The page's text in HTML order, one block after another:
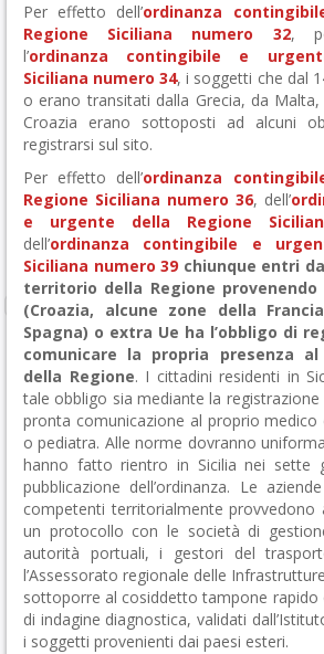
Per effetto dell’ordinanza
Regione Siciliana numero 32,
l’ordinanza contingibile e
Siciliana numero 34, i soggetti che dal
o erano transitati dalla Grecia, da Malta,
Croazia erano sottoposti ad alcuni
registrarsi sul sito.
Per effetto dell’ordinanza
Regione Siciliana numero 36, dell’
e urgente della Regione
dell’ordinanza contingibile e
Siciliana numero 39 chiunque entri
territorio della Regione
(Croazia, alcune zone della
Spagna) o extra Ue ha l’obbligo di
comunicare la propria presenza
della Regione. I cittadini residenti in
tale obbligo sia mediante la
pronta comunicazione al proprio medico
o pediatra. Alle norme dovranno
hanno fatto rientro in Sicilia nei sette
pubblicazione dell’ordinanza. Le
competenti territorialmente provvedono
un protocollo con le società di
autorità portuali, i gestori del
l’Assessorato regionale delle
sottoporre al cosiddetto tampone rapido
di indagine diagnostica, validati
i soggetti provenienti dai paesi esteri.